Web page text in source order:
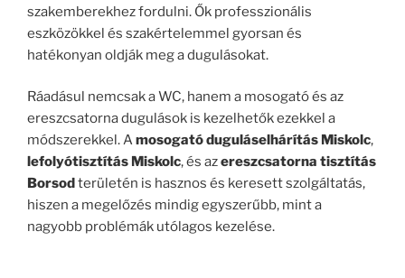
szakemberekhez fordulni. Ők professzionális
eszközökkel és szakértelemmel gyorsan és
hatékonyan oldják meg a dugulásokat.
Ráadásul nemcsak a WC, hanem a mosogató és az
ereszcsatorna dugulások is kezelhetők ezekkel a
módszerekkel. Amosogató duguláselhárítás Miskolc,
lefolyótisztítás Miskolc, és azereszcsatorna tisztítás
Borsodterületén is hasznos és keresett szolgáltatás,
hiszen a megelőzés mindig egyszerűbb, mint a
nagyobb problémák utólagos kezelése.